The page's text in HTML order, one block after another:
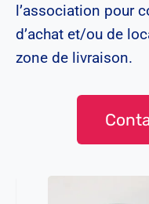
l’association pour
d’achat et/ou de
zone de livraison.